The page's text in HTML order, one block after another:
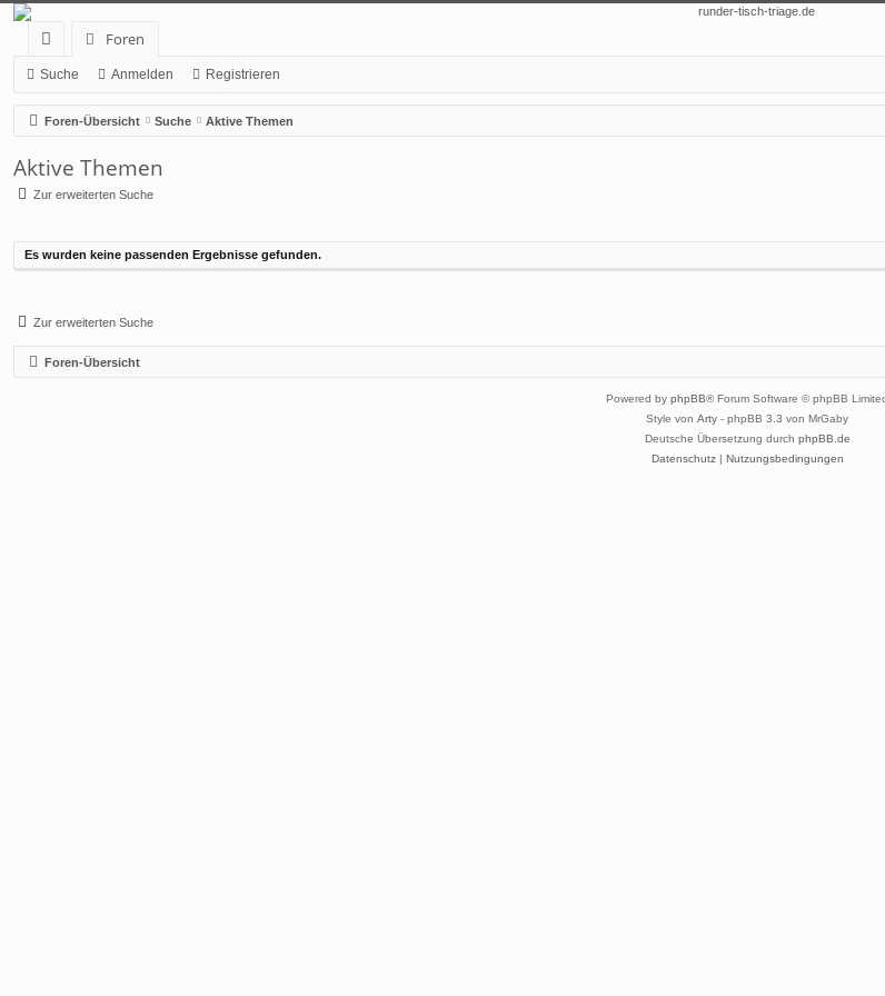
ch
ne
llz
ug
f
Foren
Suche Anmelden Registrieren
Foren-Übersicht Suche Aktive Themen
Aktive Themen
Zur erweiterten Suche
Es wurden keine passenden Ergebnisse gefunden.
Zur erweiterten Suche
Foren-Übersicht
Powered by phpBB® Forum Software © phpBB Limited
Style von Arty - phpBB 3.3 von MrGaby
Deutsche Übersetzung durch phpBB.de
Datenschutz| Nutzungsbedingungen